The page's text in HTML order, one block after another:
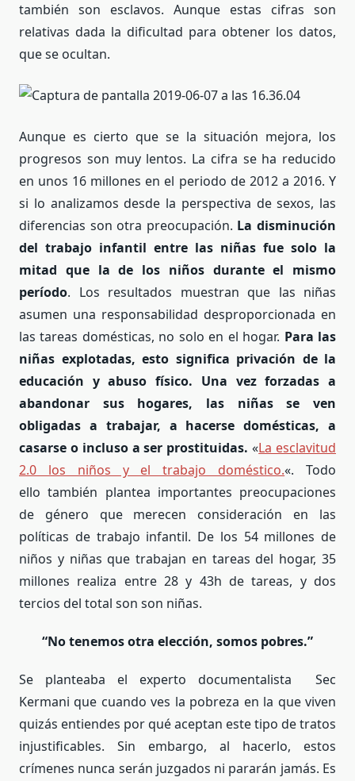
también son esclavos. Aunque estas cifras son
relativas dada la dificultad para obtener los datos,
que se ocultan.
Aunque es cierto que se la situación mejora, los
progresos son muy lentos. La cifra se ha reducido
en unos 16 millones en el periodo de 2012 a 2016. Y
si lo analizamos desde la perspectiva de sexos, las
diferencias son otra preocupación. La disminución
del trabajo infantil entre las niñas fue solo la
mitad que la de los niños durante el mismo
período. Los resultados muestran que las niñas
asumen una responsabilidad desproporcionada en
las tareas domésticas, no solo en el hogar. Para las
niñas explotadas, esto significa privación de la
educación y abuso físico. Una vez forzadas a
abandonar sus hogares, las niñas se ven
obligadas a trabajar, a hacerse domésticas, a
casarse o incluso a ser prostituidas. «La esclavitud
2.0 los niños y el trabajo doméstico.«. Todo
ello también plantea importantes preocupaciones
de género que merecen consideración en las
políticas de trabajo infantil. De los 54 millones de
niños y niñas que trabajan en tareas del hogar, 35
millones realiza entre 28 y 43h de tareas, y dos
tercios del total son son niñas.
“No tenemos otra elección, somos pobres.”
Se planteaba el experto documentalista Sec
Kermani que cuando ves la pobreza en la que viven
quizás entiendes por qué aceptan este tipo de tratos
injustificables. Sin embargo, al hacerlo, estos
crímenes nunca serán juzgados ni pararán jamás. Es